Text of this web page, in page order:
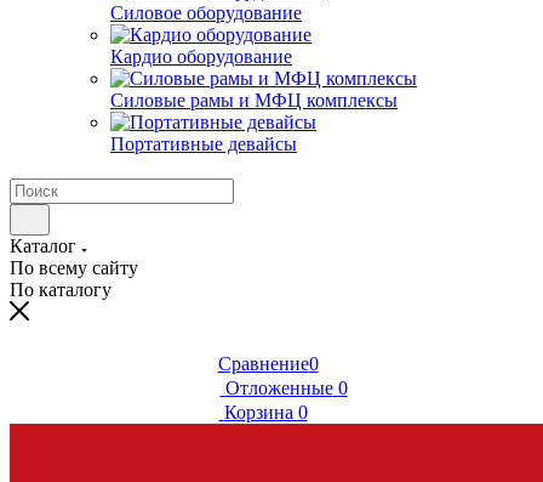
Силовое оборудование
Кардио оборудование
Силовые рамы и МФЦ комплексы
Портативные девайсы
Каталог
По всему сайту
По каталогу
Сравнение0
Отложенные 0
Корзина 0